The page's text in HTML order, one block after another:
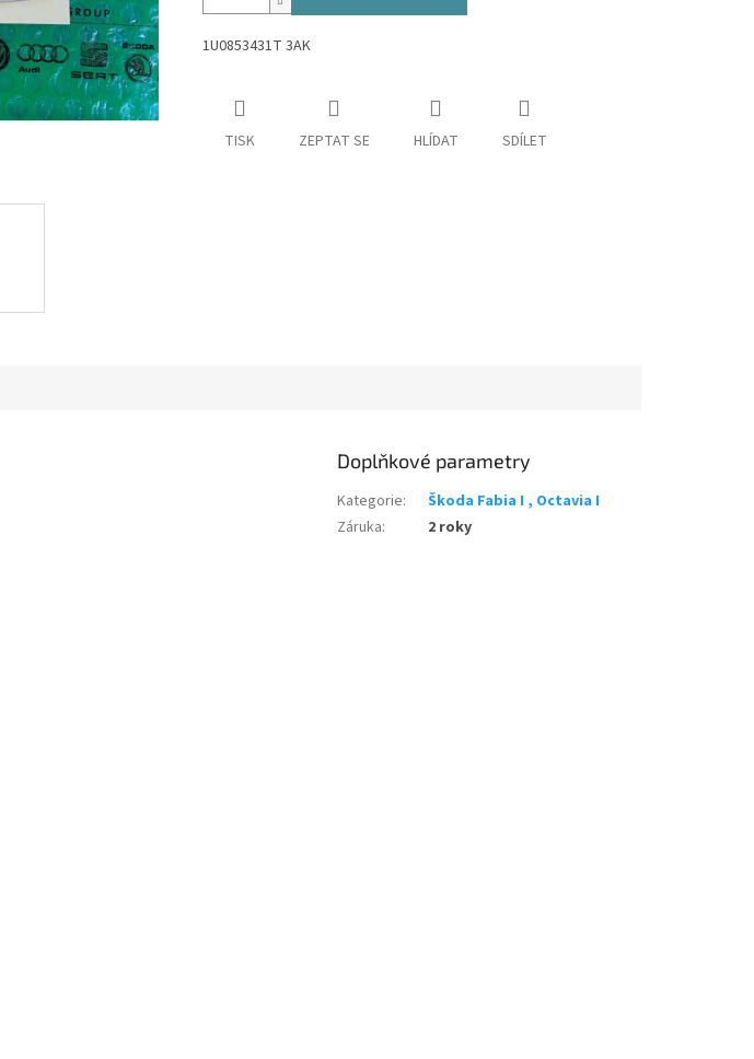
1U0853431T 3AK
TISK ZEPTAT SE HLÍDAT SDÍLET
Doplňkové parametry
Kategorie:
Škoda Fabia I , Octavia I
Záruka: 2 roky